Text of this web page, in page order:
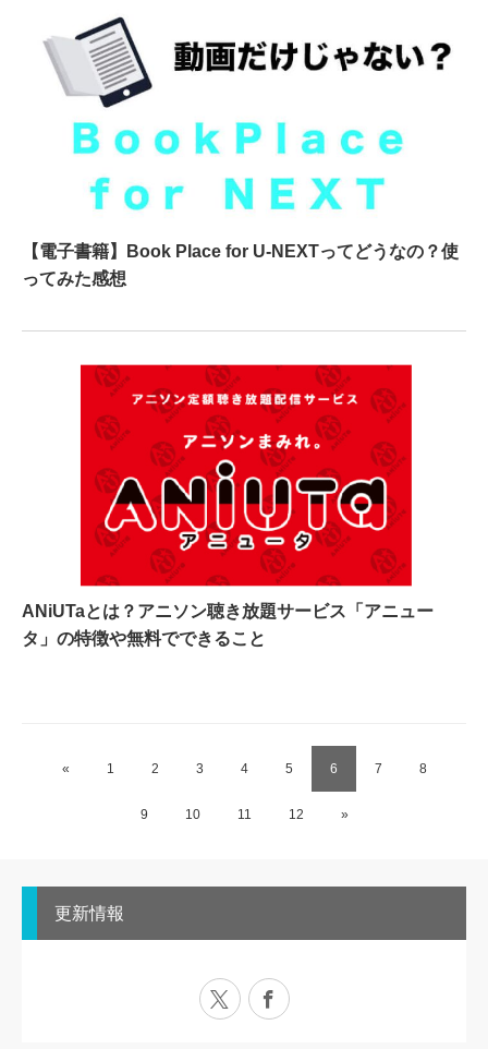
【電子書籍】Book Place for U-NEXTってどうなの？使
ってみた感想
ANiUTaとは？アニソン聴き放題サービス「アニュー
タ」の特徴や無料でできること
« 1 2 3 4 5 6 7 8
9 10 11 12 »
更新情報
X Facebook